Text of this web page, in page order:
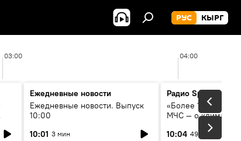
РУС КЫРГ
03:00 04:00
Ежедневные новости
Ежедневные новости. Выпуск
10:00
10:01 3 мин
Радио Sputnik
«Более 1200 сёл в
МЧС — о климате,
системе
населения
10:04 49 мин